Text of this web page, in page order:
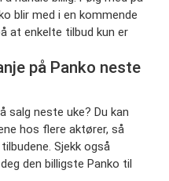
blir med i en kommende
at enkelte tilbud kun er
på Panko neste
salg neste uke? Du kan
hos flere aktører, så
Sjekk også
den billigste Panko til